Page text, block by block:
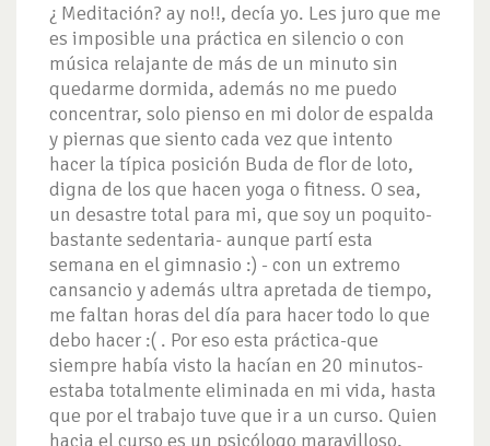
¿ Meditación? ay no!!, decía yo. Les juro que me
es imposible una práctica en silencio o con
música relajante de más de un minuto sin
quedarme dormida, además no me puedo
concentrar, solo pienso en mi dolor de espalda
y piernas que siento cada vez que intento
hacer la típica posición Buda de flor de loto,
digna de los que hacen yoga o fitness. O sea,
un desastre total para mi, que soy un poquito-
bastante sedentaria- aunque partí esta
semana en el gimnasio :) - con un extremo
cansancio y además ultra apretada de tiempo,
me faltan horas del día para hacer todo lo que
debo hacer :( . Por eso esta práctica-que
siempre había visto la hacían en 20 minutos-
estaba totalmente eliminada en mi vida, hasta
que por el trabajo tuve que ir a un curso. Quien
hacia el curso es un psicólogo maravilloso,